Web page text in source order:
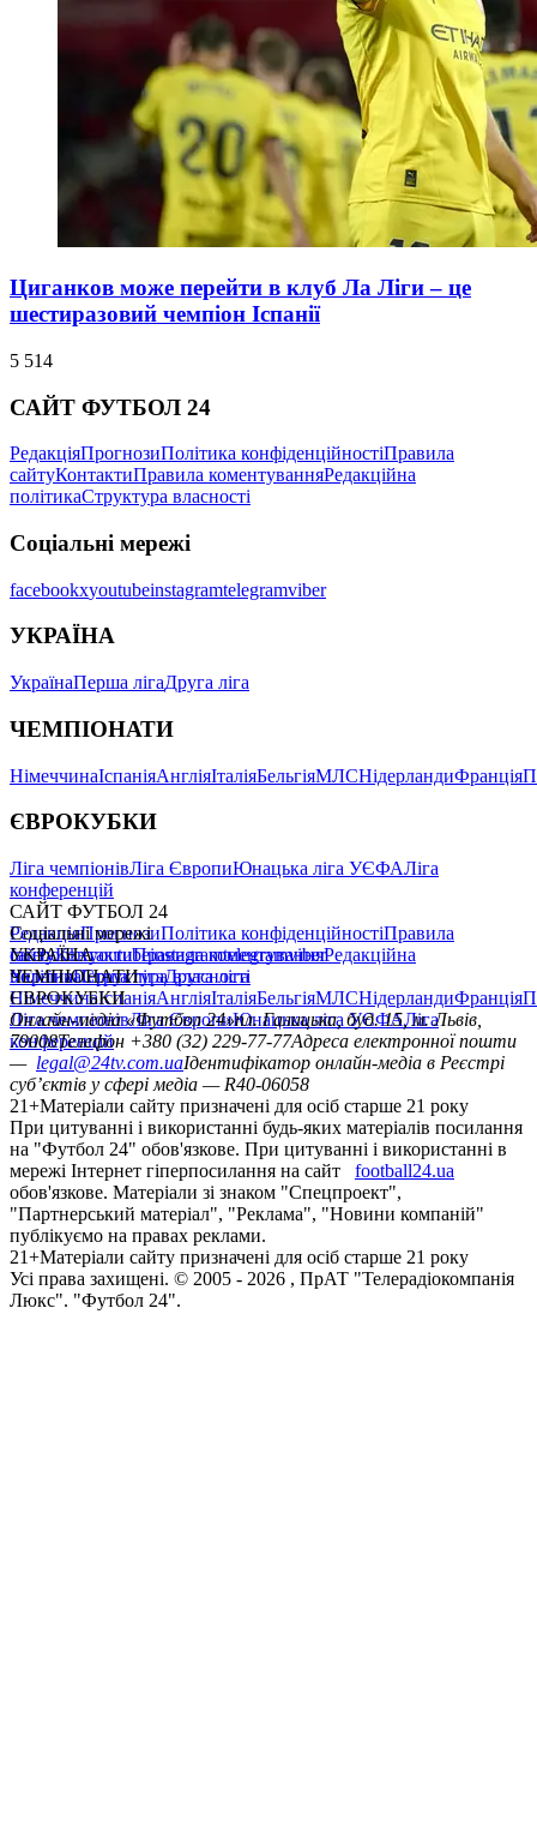
Циганков може перейти в клуб Ла Ліги – це
шестиразовий чемпіон Іспанії
5 514
САЙТ ФУТБОЛ 24
РедакціяПрогнозиПолітика конфіденційностіПравила
сайтуКонтактиПравила коментуванняРедакційна
політикаСтруктура власності
Соціальні мережі
facebookxyoutubeinstagramtelegramviber
УКРАЇНА
УкраїнаПерша лігаДруга ліга
ЧЕМПІОНАТИ
НімеччинаІспаніяАнгліяІталіяБельгіяМЛСНідерландиФранція
ЄВРОКУБКИ
Ліга чемпіонівЛіга ЄвропиЮнацька ліга УЄФАЛіга
конференцій
САЙТ ФУТБОЛ 24
РедакціяПрогнозиПолітика конфіденційностіПравила
сайтуКонтактиПравила коментуванняРедакційна
політикаСтруктура власності
Соціальні мережі
facebookxyoutubeinstagramtelegramviber
УКРАЇНА
УкраїнаПерша лігаДруга ліга
ЧЕМПІОНАТИ
НімеччинаІспаніяАнгліяІталіяБельгіяМЛСНідерландиФранція
ЄВРОКУБКИ
Ліга чемпіонівЛіга ЄвропиЮнацька ліга УЄФАЛіга
конференцій
Онлайн-медіа «Футбол 24»пл. Галицька, буд. 15, м. Львів,
79008Телефон +380 (32) 229-77-77Адреса електронної пошти
— legal@24tv.com.uaІдентифікатор онлайн-медіа в Реєстрі
суб’єктів у сфері медіа — R40-06058
21+Матеріали сайту призначені для осіб старше 21 року
При цитуванні і використанні будь-яких матеріалів посилання
на "Футбол 24" обов'язкове. При цитуванні і використанні в
мережі Інтернет гіперпосилання на сайт
football24.ua
обов'язкове. Матеріали зі знаком "Спецпроект",
"Партнерський матеріал", "Реклама", "Новини компаній"
публікуємо на правах реклами.
21+Матеріали сайту призначені для осіб старше 21 року
Усi права захищенi. © 2005 - 2026 , ПрАТ "Телерадіокомпанія
Люкс". "Футбол 24".